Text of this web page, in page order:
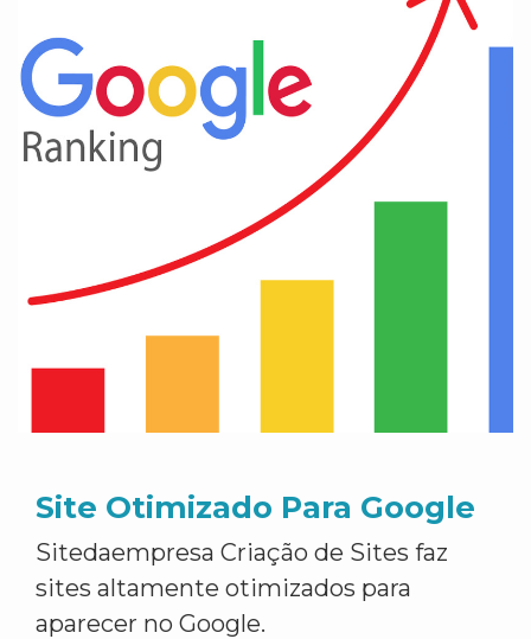
Site Otimizado Para Google
Sitedaempresa Criação de Sites faz
sites altamente otimizados para
aparecer no Google.